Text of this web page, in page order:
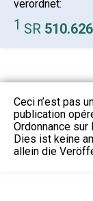
verordnet:
1 SR 510.626
Ceci n’est pas
publication
Ordonnance
Dies ist keine
allein die